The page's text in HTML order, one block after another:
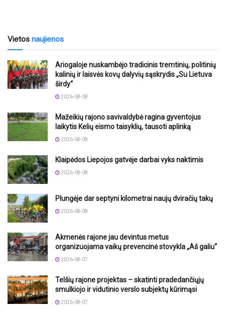
Vietos naujienos
Ariogaloje nuskambėjo tradicinis tremtinių, politinių
kalinių ir laisvės kovų dalyvių sąskrydis „Su Lietuva
širdy“
2026-08-08
Mažeikių rajono savivaldybė ragina gyventojus
laikytis Kelių eismo taisyklių, tausoti aplinką
2026-08-08
Klaipėdos Liepojos gatvėje darbai vyks naktimis
2026-08-08
Plungėje dar septyni kilometrai naujų dviračių takų
2026-08-08
Akmenės rajone jau devintus metus
organizuojama vaikų prevencinė stovykla „Aš galiu“
2026-08-07
Telšių rajone projektas – skatinti pradedančiųjų
smulkiojo ir vidutinio verslo subjektų kūrimąsi
2026-08-07